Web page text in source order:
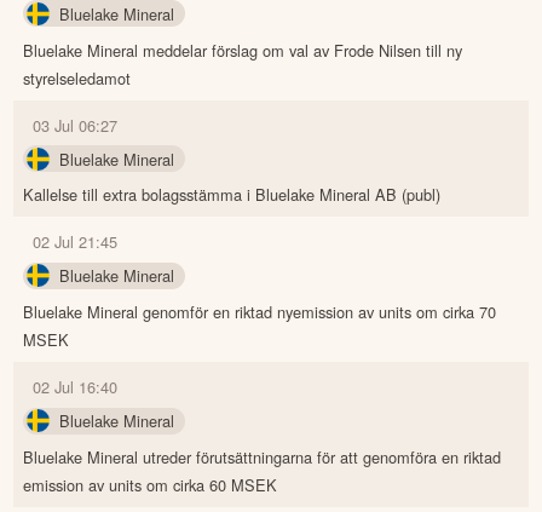
Bluelake Mineral
Bluelake Mineral meddelar förslag om val av Frode Nilsen till ny
styrelseledamot
03 Jul 06:27
Bluelake Mineral
Kallelse till extra bolagsstämma i Bluelake Mineral AB (publ)
02 Jul 21:45
Bluelake Mineral
Bluelake Mineral genomför en riktad nyemission av units om cirka 70
MSEK
02 Jul 16:40
Bluelake Mineral
Bluelake Mineral utreder förutsättningarna för att genomföra en riktad
emission av units om cirka 60 MSEK